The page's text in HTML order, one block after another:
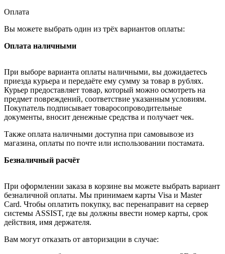
Оплата
Вы можете выбрать один из трёх вариантов оплаты:
Оплата наличными
При выборе варианта оплаты наличными, вы дожидаетесь
приезда курьера и передаёте ему сумму за товар в рублях.
Курьер предоставляет товар, который можно осмотреть на
предмет повреждений, соответствие указанным условиям.
Покупатель подписывает товаросопроводительные
документы, вносит денежные средства и получает чек.
Также оплата наличными доступна при самовывозе из
магазина, оплаты по почте или использовании постамата.
Безналичный расчёт
При оформлении заказа в корзине вы можете выбрать вариант
безналичной оплаты. Мы принимаем карты Visa и Master
Card. Чтобы оплатить покупку, вас перенаправит на сервер
системы ASSIST, где вы должны ввести номер карты, срок
действия, имя держателя.
Вам могут отказать от авторизации в случае: